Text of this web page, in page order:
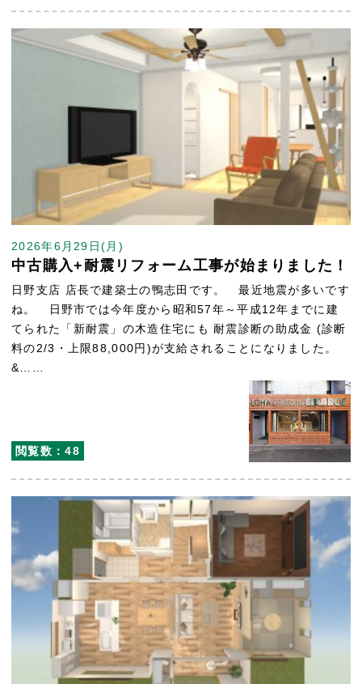
閲覧数：48
2026年6月29日(月)
中古購入+耐震リフォーム工事が始まりました！
日野支店 店長で建築士の鴨志田です。 最近地震が多いです
ね。 日野市では今年度から昭和57年～平成12年までに建
てられた「新耐震」の木造住宅にも 耐震診断の助成金 (診断
料の2/3・上限88,000円)が支給されることになりました。
&……